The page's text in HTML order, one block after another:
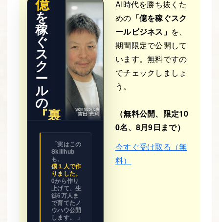
を
稼
ぐ
ス
ク
ー
ル
の
『裏
ビジネス
の設計図
全て見せ
Skillhub代表
吉田 光利
「実はこの
Skillhub
も、
僕１人で作
りました。
0から作り
上げて、生
徒6万人ま
で育てたノ
ウハウ公開
します。 」
AI時代を勝ち抜くた
めの 「億を稼ぐスク
ールビジネス」 を、
期間限定で公開して
います。無料ですの
でチェックしましょ
う。
（無料公開、限定10
0名、8月9日まで）
今すぐ受け取る（無
料）